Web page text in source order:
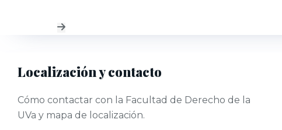
Localización y contacto
Cómo contactar con la Facultad de Derecho de la
UVa y mapa de localización.